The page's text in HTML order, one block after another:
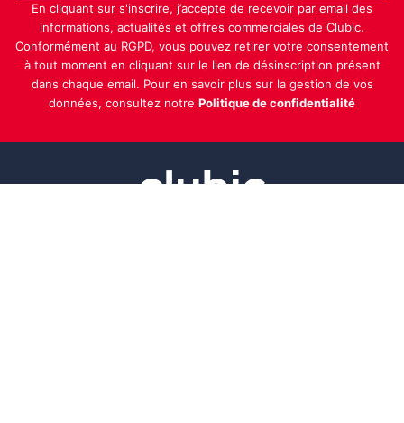
En cliquant sur s'inscrire, j’accepte de recevoir par email des
informations, actualités et offres commerciales de Clubic.
Conformément au RGPD, vous pouvez retirer votre consentement
à tout moment en cliquant sur le lien de désinscription présent
dans chaque email. Pour en savoir plus sur la gestion de vos
données, consultez notre Politique de confidentialité